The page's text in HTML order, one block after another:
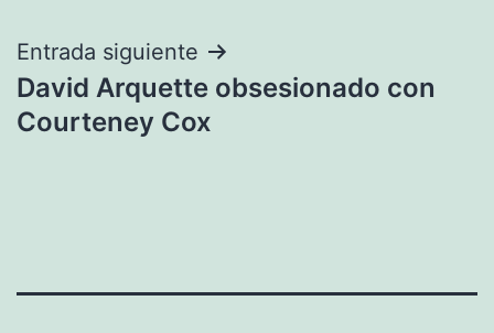
Entrada siguiente
David Arquette obsesionado con
Courteney Cox